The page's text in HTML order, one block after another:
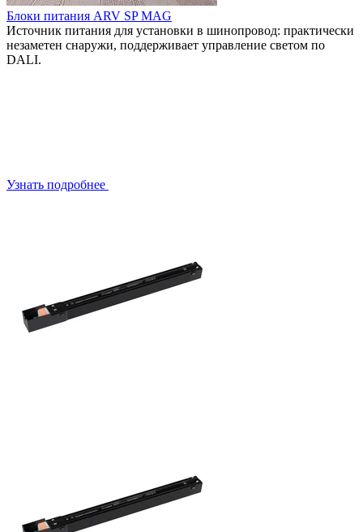
Блоки питания ARV SP MAG
Источник питания для установки в шинопровод: практически
незаметен снаружи, поддерживает управление светом по
DALI.
Узнать подробнее